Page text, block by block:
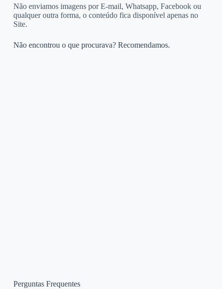
Não enviamos imagens por E-mail, Whatsapp, Facebook ou
qualquer outra forma, o conteúdo fica disponível apenas no
Site.
Não encontrou o que procurava? Recomendamos.
Perguntas Frequentes